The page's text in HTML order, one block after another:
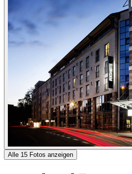
Alle 15 Fotos anzeigen